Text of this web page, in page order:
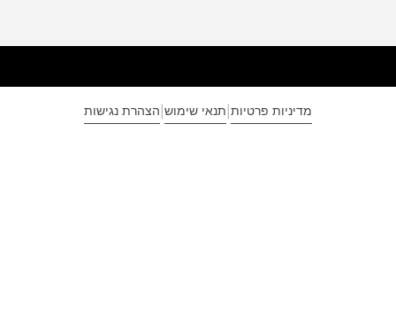
מדיניות פרטיות|תנאי שימוש|הצהרת נגישות